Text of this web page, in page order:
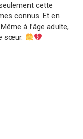
cette
connus. Et en
à l’âge adulte,
sœur.